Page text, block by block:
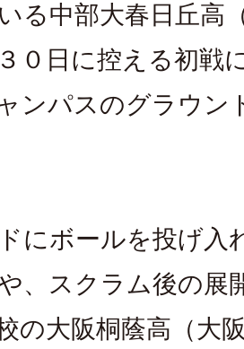
る中部大春日丘高
０日に控える初戦
ンパスのグラウン
にボールを投げ入
、スクラム後の展
の大阪桐蔭高（大